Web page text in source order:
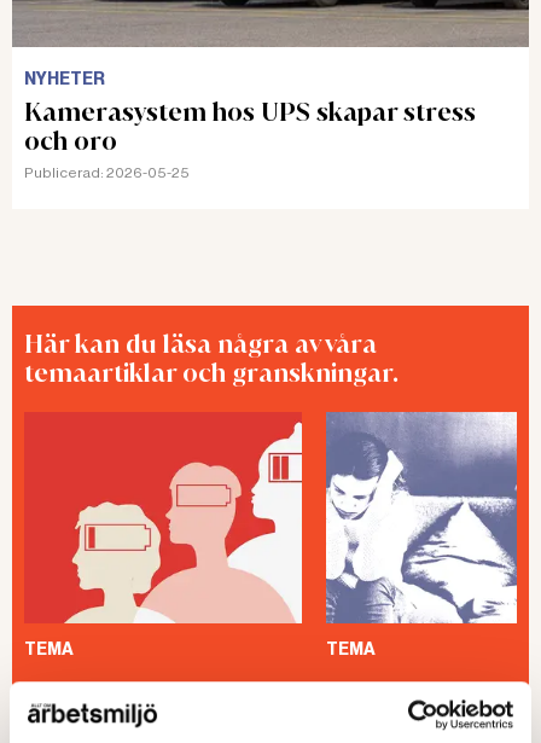
NYHETER
Kamerasystem hos UPS skapar stress
och oro
Publicerad: 2026-05-25
Här kan du läsa några av våra
temaartiklar och granskningar.
TEMA
F43.8A – försvinner
TEMA
TEMA Konstant